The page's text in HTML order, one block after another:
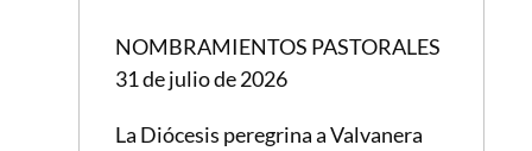
NOMBRAMIENTOS PASTORALES
31 de julio de 2026
La Diócesis peregrina a Valvanera